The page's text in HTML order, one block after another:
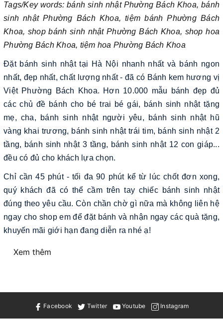
Tags/Key words: bánh sinh nhật Phường Bách Khoa, bánh
sinh nhật Phường Bách Khoa, tiệm bánh Phường Bách
Khoa, shop bánh sinh nhật Phường Bách Khoa, shop hoa
Phường Bách Khoa, tiệm hoa Phường Bách Khoa
Đặt bánh sinh nhật tại Hà Nội nhanh nhất và bánh ngon
nhất, đẹp nhất, chất lượng nhất - đã có Bánh kem hương vị
Việt Phường Bách Khoa. Hơn 10.000 mẫu bánh đẹp đủ
các chủ đề bánh cho bé trai bé gái, bánh sinh nhật tặng
mẹ, cha, bánh sinh nhật người yêu, bánh sinh nhật hũ
vàng khai trương, bánh sinh nhật trái tim, bánh sinh nhật 2
tầng, bánh sinh nhật 3 tầng, bánh sinh nhật 12 con giáp...
đều có đủ cho khách lựa chọn.
Chỉ cần 45 phút - tối đa 90 phút kể từ lúc chốt đơn xong,
quý khách đã có thể cầm trên tay chiếc bánh sinh nhật
đúng theo yêu cầu. Còn chần chờ gì nữa mà không liên hệ
ngay cho shop em để đặt bánh và nhận ngay các quà tặng,
khuyến mãi giới hạn đang diễn ra nhé ạ!
Xem thêm
Facebook Twitter Youtube Instagram